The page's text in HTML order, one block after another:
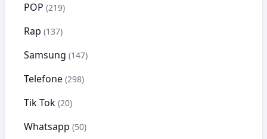
POP (219)
Rap (137)
Samsung (147)
Telefone (298)
Tik Tok (20)
Whatsapp (50)